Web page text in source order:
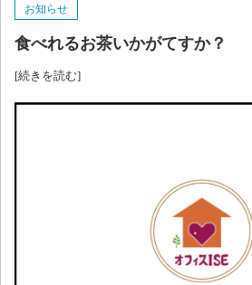
お知らせ
食べれるお茶いかがてすか？
[続きを読む]